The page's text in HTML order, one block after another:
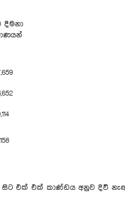
දීමනා
සිට එක් එක් කාණ්ඩය අනුව දිවි